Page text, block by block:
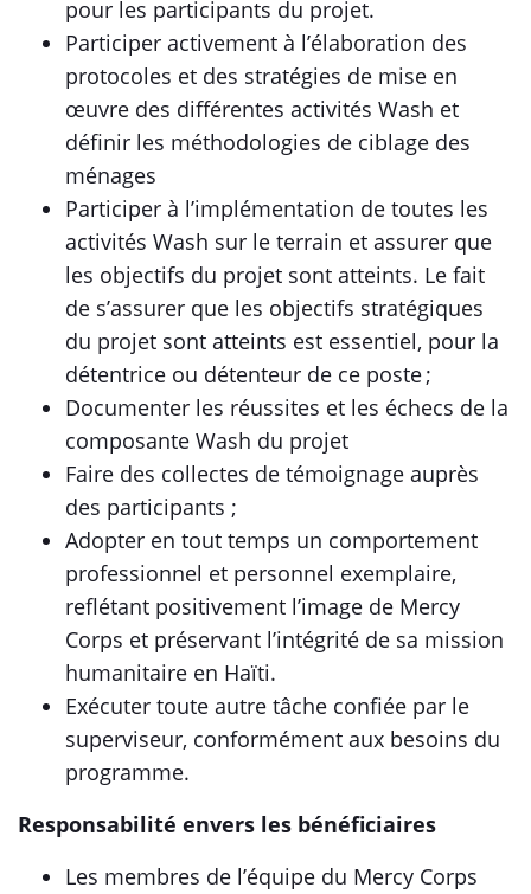
pour les participants du projet.
Participer activement à l’élaboration des
protocoles et des stratégies de mise en
œuvre des différentes activités Wash et
définir les méthodologies de ciblage des
ménages
Participer à l’implémentation de toutes les
activités Wash sur le terrain et assurer que
les objectifs du projet sont atteints. Le fait
de s’assurer que les objectifs stratégiques
du projet sont atteints est essentiel, pour la
détentrice ou détenteur de ce poste ;
Documenter les réussites et les échecs de la
composante Wash du projet
Faire des collectes de témoignage auprès
des participants ;
Adopter en tout temps un comportement
professionnel et personnel exemplaire,
reflétant positivement l’image de Mercy
Corps et préservant l’intégrité de sa mission
humanitaire en Haïti.
Exécuter toute autre tâche confiée par le
superviseur, conformément aux besoins du
programme.
Responsabilité envers les bénéficiaires
Les membres de l’équipe du Mercy Corps